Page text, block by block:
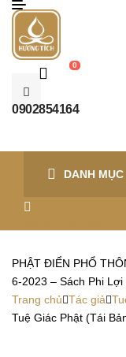
Menu
0
0902854164
DANH
PHẬT ĐIỂN PHỔ
6-2023 – Sách Phi Lợi
Trang chủ Tác giả
Tuệ Giác Phật (Tái